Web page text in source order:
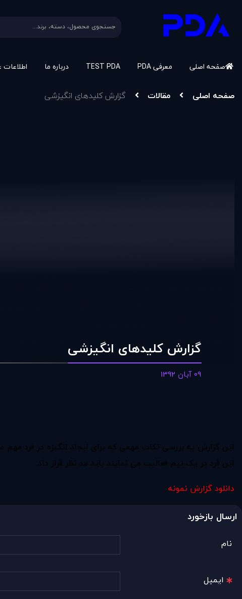
صفحه اصلی معرفی PDA TEST PDA درباره ما
صفحه اصلی مقالات گزارش کليدهای انگيزشی
گزارش کليدهای انگيزشی
09 آبان 1392
اين گزارش به بررسی نکات مهمی که برای ايجاد انگيزه در فرد مهم
اين فرد در يک تيم فعاليت می نمايند بايد مد نظر قرار داد.
دانلود گزارش نمونه
ارسال بازخورد
نام
ایمیل